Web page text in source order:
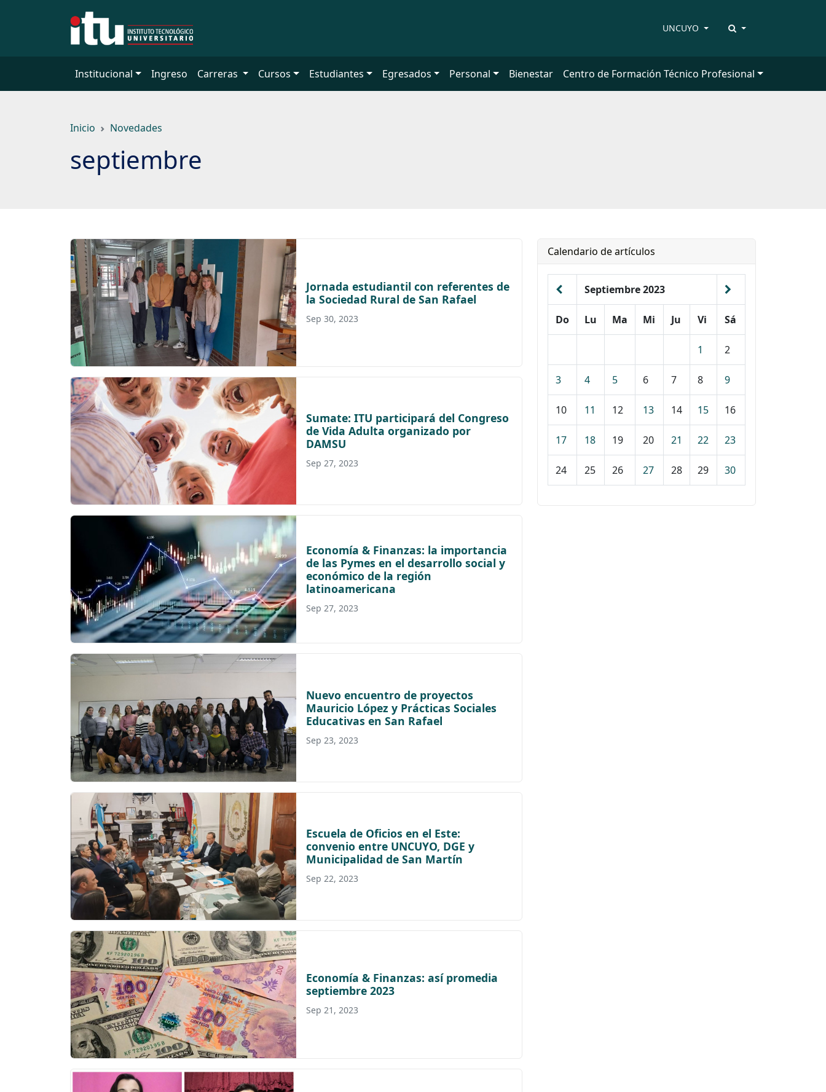
UNCUYO
Institucional Ingreso Carreras Cursos Estudiantes Egresados Personal Bienestar Centro de Formación Técnico Profesional
Inicio Novedades
septiembre
Jornada estudiantil con referentes de
la Sociedad Rural de San Rafael
Sep 30, 2023
Sumate: ITU participará del Congreso
de Vida Adulta organizado por
DAMSU
Sep 27, 2023
Economía & Finanzas: la importancia
de las Pymes en el desarrollo social y
económico de la región
latinoamericana
Sep 27, 2023
Nuevo encuentro de proyectos
Mauricio López y Prácticas Sociales
Educativas en San Rafael
Sep 23, 2023
Escuela de Oficios en el Este:
convenio entre UNCUYO, DGE y
Municipalidad de San Martín
Sep 22, 2023
Economía & Finanzas: así promedia
septiembre 2023
Sep 21, 2023
Calendario de artículos
Septiembre 2023
Do Lu Ma Mi Ju Vi Sá
1 2
3 4 5 6 7 8 9
10 11 12 13 14 15 16
17 18 19 20 21 22 23
24 25 26 27 28 29 30